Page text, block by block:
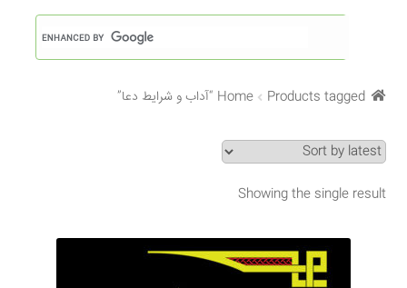
Checkout
My account
Search Results
Shop
Home Products tagged “آداب و شرایط دعا”
Showing the single result